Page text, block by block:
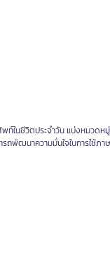
ท์ในชีวิตประจำวัน แบ่งหมวดห
รถพัฒนาความมั่นใจในการใช้ภ